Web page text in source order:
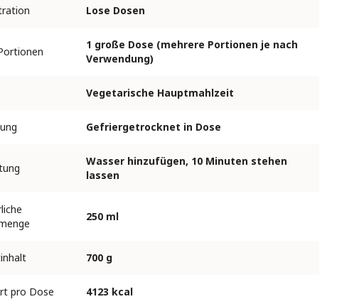
Lose Dosen
1 große Dose (mehrere Portionen je nach
Verwendung)
Vegetarische Hauptmahlzeit
Gefriergetrocknet in Dose
Wasser hinzufügen, 10 Minuten stehen
lassen
250 ml
700 g
pro Dose 4123 kcal